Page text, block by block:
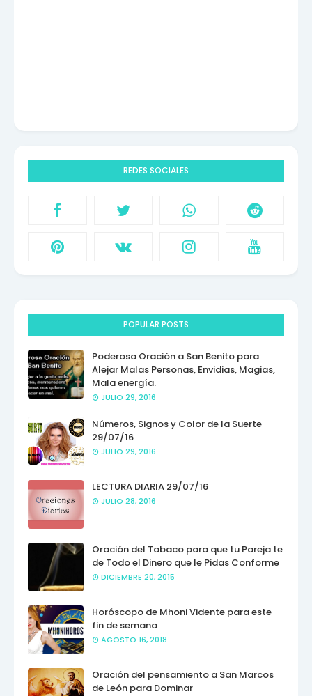
REDES SOCIALES
POPULAR POSTS
Poderosa Oración a San Benito para
Alejar Malas Personas, Envidias, Magias,
Mala energía.
JULIO 29, 2016
Números, Signos y Color de la Suerte
29/07/16
JULIO 29, 2016
LECTURA DIARIA 29/07/16
JULIO 28, 2016
Oración del Tabaco para que tu Pareja te
de Todo el Dinero que le Pidas Conforme
DICIEMBRE 20, 2015
Horóscopo de Mhoni Vidente para este
fin de semana
AGOSTO 16, 2018
Oración del pensamiento a San Marcos
de León para Dominar